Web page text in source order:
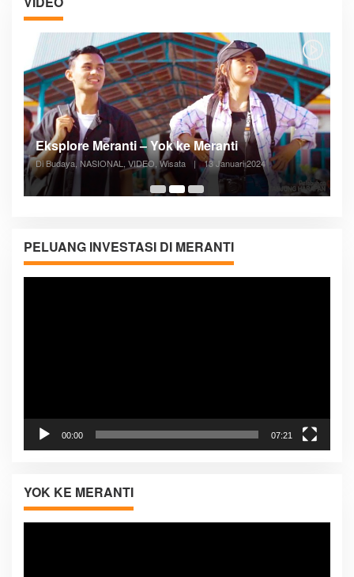
05:08
Posyandu Melayani Semua Siklus Hidup
Di ADVERTORIAL, Kesehatan, VIDEO 27 Desember 2023
PELUANG INVESTASI DI MERANTI
00:00 07:21
YOK KE MERANTI
Pemutar